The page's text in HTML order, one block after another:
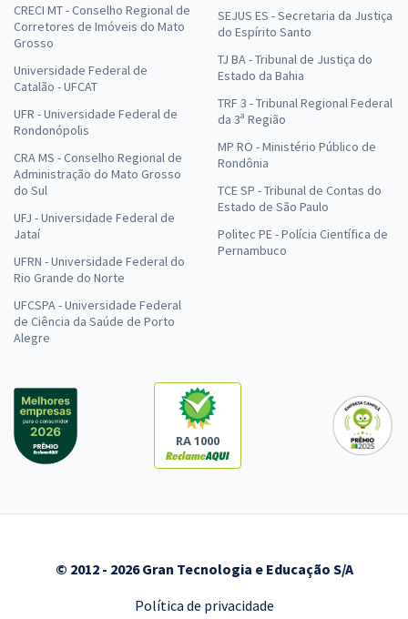
CRECI MT - Conselho Regional de
Corretores de Imóveis do Mato
Grosso
Universidade Federal de
Catalão - UFCAT
UFR - Universidade Federal de
Rondonópolis
CRA MS - Conselho Regional de
Administração do Mato Grosso
do Sul
UFJ - Universidade Federal de
Jataí
UFRN - Universidade Federal do
Rio Grande do Norte
UFCSPA - Universidade Federal
de Ciência da Saúde de Porto
Alegre
SEJUS ES - Secretaria da Justiça
do Espírito Santo
TJ BA - Tribunal de Justiça do
Estado da Bahia
TRF 3 - Tribunal Regional Federal
da 3ª Região
MP RO - Ministério Público de
Rondônia
TCE SP - Tribunal de Contas do
Estado de São Paulo
Politec PE - Polícia Científica de
Pernambuco
RA 1000
© 2012 - 2026 Gran Tecnologia e Educação S/A
Política de privacidade